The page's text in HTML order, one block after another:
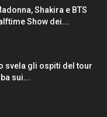
Shakira e BTS
Show dei...
svela gli ospiti del tour
sui...